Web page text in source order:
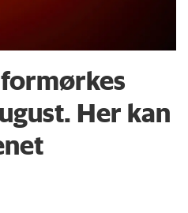
Her kan